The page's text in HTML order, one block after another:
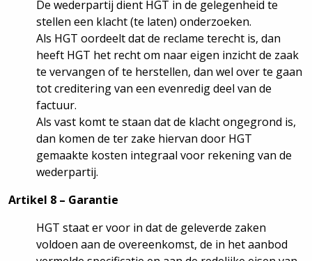
De wederpartij dient HGT in de gelegenheid te
stellen een klacht (te laten) onderzoeken.
Als HGT oordeelt dat de reclame terecht is, dan
heeft HGT het recht om naar eigen inzicht de zaak
te vervangen of te herstellen, dan wel over te gaan
tot creditering van een evenredig deel van de
factuur.
Als vast komt te staan dat de klacht ongegrond is,
dan komen de ter zake hiervan door HGT
gemaakte kosten integraal voor rekening van de
wederpartij.
Artikel 8 – Garantie
HGT staat er voor in dat de geleverde zaken
voldoen aan de overeenkomst, de in het aanbod